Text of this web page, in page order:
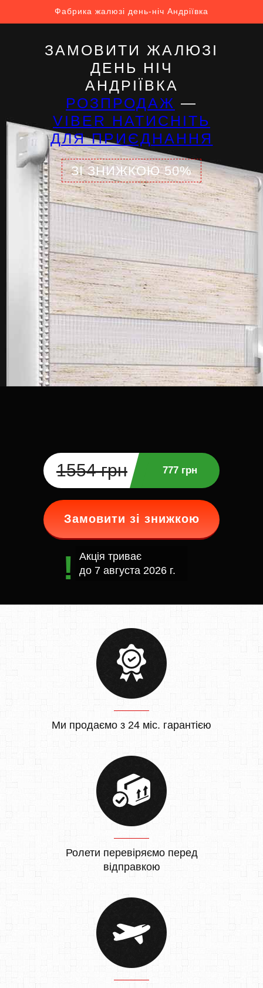
Фабрика жалюзі день-ніч Андріївка
ЗАМОВИТИ ЖАЛЮЗІ
ДЕНЬ НІЧ
АНДРІЇВКА
РОЗПРОДАЖ —
VIBER НАТИСНІТЬ
ДЛЯ ПРИЄДНАННЯ
ЗІ ЗНИЖКОЮ 50%
1554 грн 777 грн
Замовити зі знижкою
Акція триває
до 7 августа 2026 г.
Ми продаємо з 24 міс. гарантією
Ролети перевіряємо перед
відправкою